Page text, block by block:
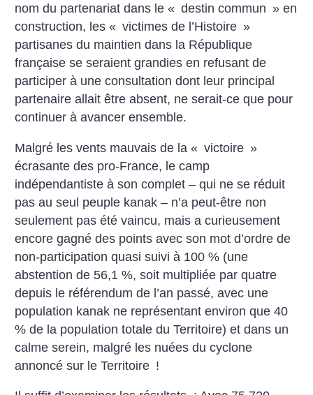
nom du partenariat dans le « destin commun » en
construction, les « victimes de l’Histoire »
partisanes du maintien dans la République
française se seraient grandies en refusant de
participer à une consultation dont leur principal
partenaire allait être absent, ne serait-ce que pour
continuer à avancer ensemble.
Malgré les vents mauvais de la « victoire »
écrasante des pro-France, le camp
indépendantiste à son complet – qui ne se réduit
pas au seul peuple kanak – n’a peut-être non
seulement pas été vaincu, mais a curieusement
encore gagné des points avec son mot d’ordre de
non-participation quasi suivi à 100 % (une
abstention de 56,1 %, soit multipliée par quatre
depuis le référendum de l’an passé, avec une
population kanak ne représentant environ que 40
% de la population totale du Territoire) et dans un
calme serein, malgré les nuées du cyclone
annoncé sur le Territoire !